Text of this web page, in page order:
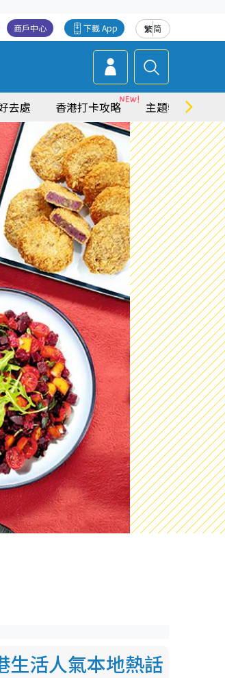
繁简
下載 App
商戶中心
去處 香港打卡攻略 主題特集
生活人氣本地熱話